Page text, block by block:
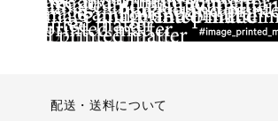
配送・送料について